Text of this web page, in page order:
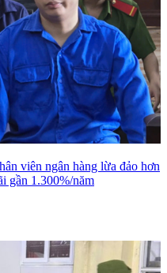
viên ngân hàng lừa đảo hơn
gần 1.300%/năm